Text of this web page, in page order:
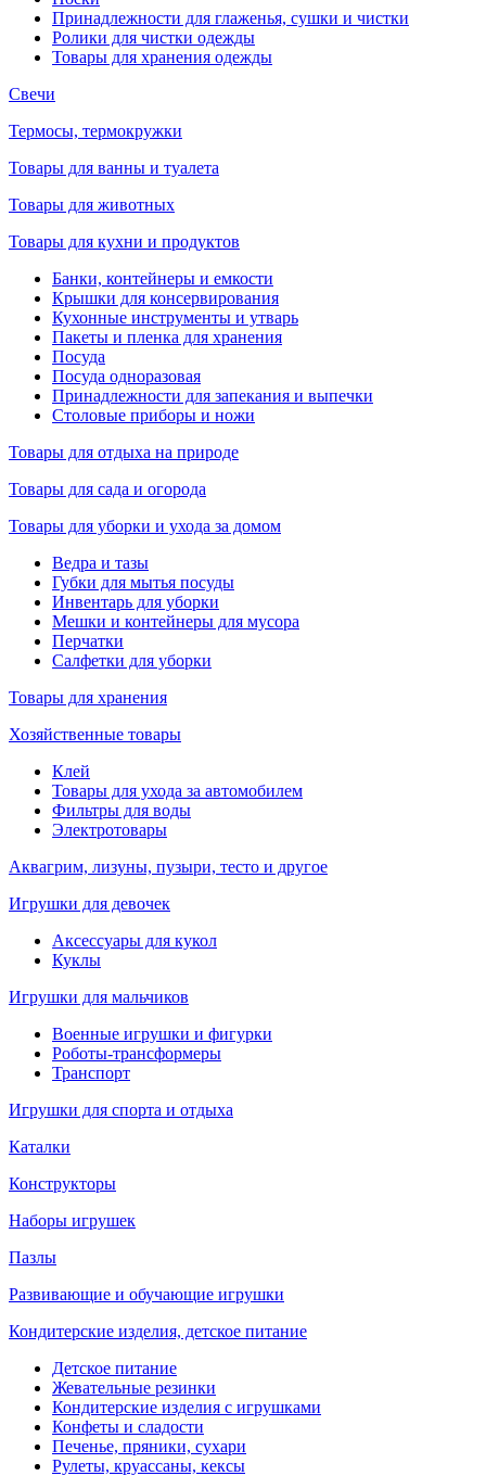
Принадлежности для глаженья, сушки и чистки
Ролики для чистки одежды
Товары для хранения одежды
Свечи
Термосы, термокружки
Товары для ванны и туалета
Товары для животных
Товары для кухни и продуктов
Банки, контейнеры и емкости
Крышки для консервирования
Кухонные инструменты и утварь
Пакеты и пленка для хранения
Посуда
Посуда одноразовая
Принадлежности для запекания и выпечки
Столовые приборы и ножи
Товары для отдыха на природе
Товары для сада и огорода
Товары для уборки и ухода за домом
Ведра и тазы
Губки для мытья посуды
Инвентарь для уборки
Мешки и контейнеры для мусора
Перчатки
Салфетки для уборки
Товары для хранения
Хозяйственные товары
Клей
Товары для ухода за автомобилем
Фильтры для воды
Электротовары
Аквагрим, лизуны, пузыри, тесто и другое
Игрушки для девочек
Аксессуары для кукол
Куклы
Игрушки для мальчиков
Военные игрушки и фигурки
Роботы-трансформеры
Транспорт
Игрушки для спорта и отдыха
Каталки
Конструкторы
Наборы игрушек
Пазлы
Развивающие и обучающие игрушки
Кондитерские изделия, детское питание
Детское питание
Жевательные резинки
Кондитерские изделия с игрушками
Конфеты и сладости
Печенье, пряники, сухари
Рулеты, круассаны, кексы